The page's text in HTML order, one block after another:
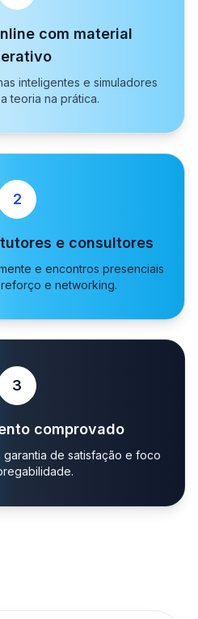
com material
inteligentes e simuladores
teoria na prática.
2
e consultores
e encontros presenciais
e networking.
3
comprovado
de satisfação e foco